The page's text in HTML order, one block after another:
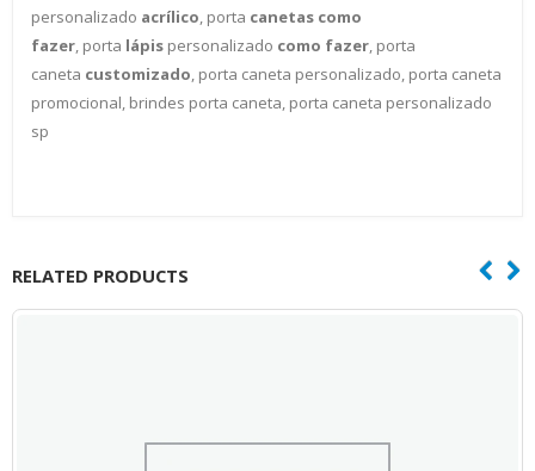
personalizado acrílico, porta canetas como
fazer, porta lápis personalizado como fazer, porta
caneta customizado, porta caneta personalizado, porta caneta
promocional, brindes porta caneta, porta caneta personalizado
sp
RELATED PRODUCTS